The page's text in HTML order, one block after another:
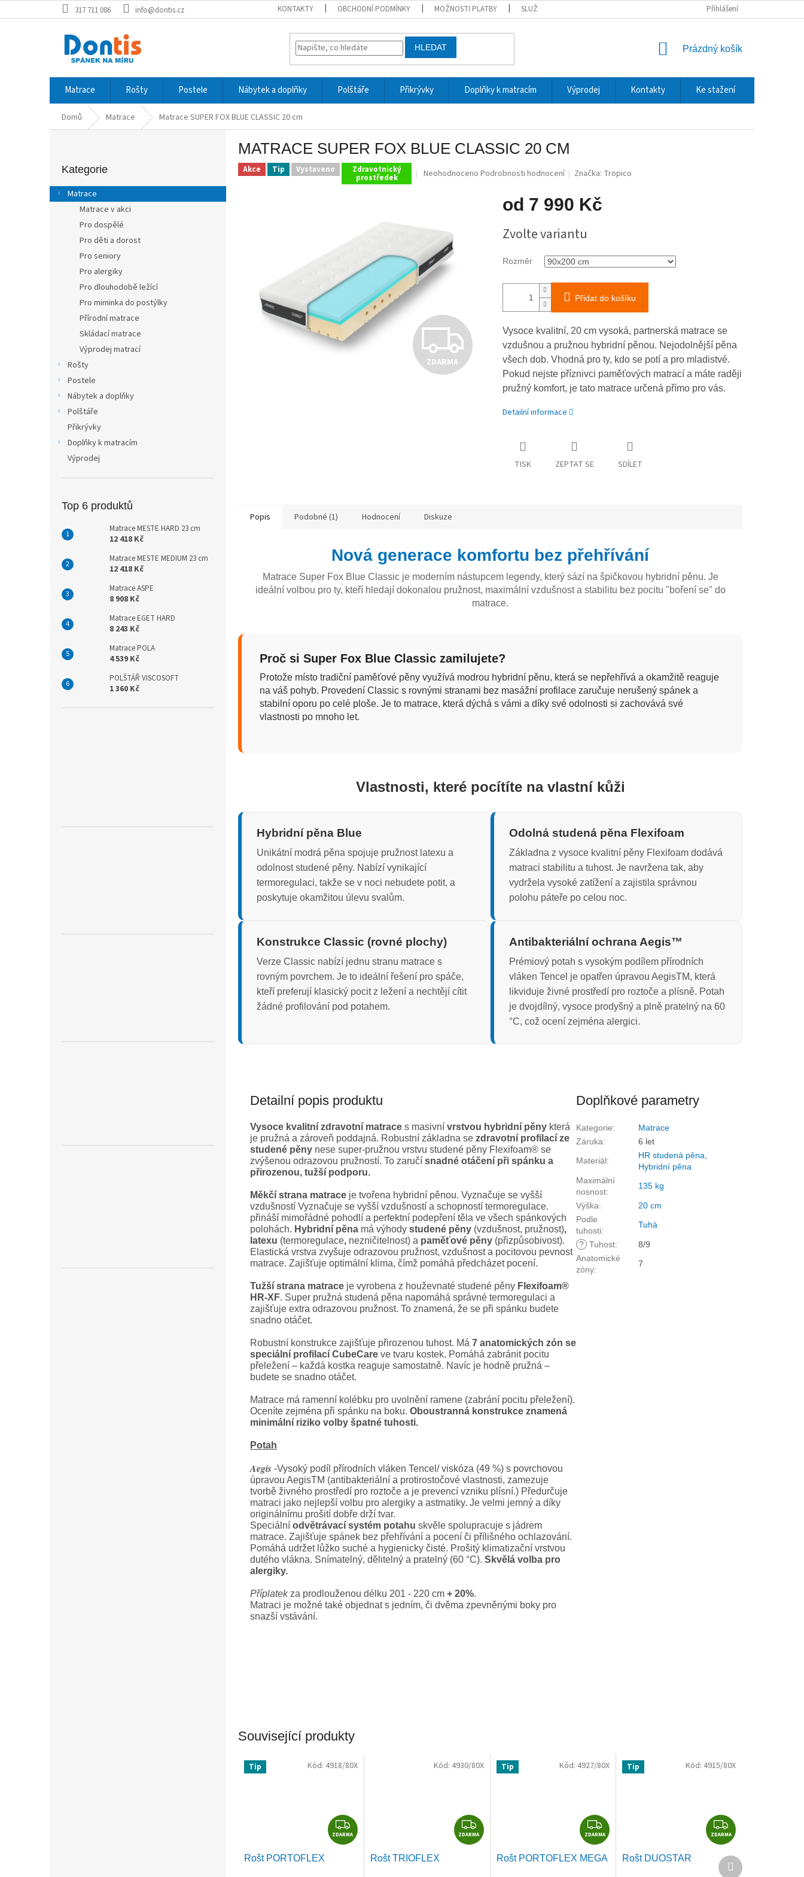
na
317 711 086 info@dontis.cz KONTAKTY OBCHODNÍ PODMÍNKY MOŽNOSTI PLATBY SLUŽBY A DOPRAVA REKLAMACE A VRÁCENÍ ZBOŽÍ OCHRANA
Přihlášení
HLEDAT
NÁKUPNÍ
Prázdný košík
Matrace Rošty Postele Nábytek a doplňky Polštáře Přikrývky Doplňky k matracím Výprodej Kontakty Ke stažení
Domů Matrace Matrace SUPER FOX BLUE CLASSIC 20 cm
r
a
kategorie
Kategorie
Matrace
Matrace v akci
Pro dospělé
Pro děti a dorost
Pro seniory
Pro alergiky
Pro dlouhodobě ležící
Pro miminka do postýlky
Přírodní matrace
Skládací matrace
Výprodej matrací
Rošty
Postele
Nábytek a doplňky
Polštáře
Přikrývky
Doplňky k matracím
Výprodej
Top 6 produktů
Matrace MESTE HARD 23 cm
12 418 Kč
Matrace MESTE MEDIUM 23 cm
12 418 Kč
Matrace ASPE
8 908 Kč
Matrace EGET HARD
8 243 Kč
Matrace POLA
4 539 Kč
POLŠTÁŘ VISCOSOFT
1 360 Kč
MATRACE SUPER FOX BLUE CLASSIC 20 CM
Akce Tip Vystaveno Zdravotnický
prostředek
Průměrné
z
hvězdiček.
Neohodnoceno Podrobnosti hodnocení Značka: Tropico
Z
D
A
ZDARMA
od 7 990 Kč
cena:
Zvolte variantu
Rozměr
Přidat do košíku
Vysoce kvalitní, 20 cm vysoká, partnerská matrace se
vzdušnou a pružnou hybridní pěnou. Nejodolnější pěna
všech dob. Vhodná pro ty, kdo se potí a pro mladistvé.
Pokud nejste příznivci paměťových matrací a máte raději
pružný komfort, je tato matrace určená přímo pro vás.
Detailní informace
TISK ZEPTAT SE SDÍLET
Popis Podobné (1) Hodnocení Diskuze
Nová generace komfortu bez přehřívání
Matrace Super Fox Blue Classic je moderním nástupcem legendy, který sází na špičkovou hybridní pěnu. Je
ideální volbou pro ty, kteří hledají dokonalou pružnost, maximální vzdušnost a stabilitu bez pocitu "boření se" do
matrace.
Proč si Super Fox Blue Classic zamilujete?
Protože místo tradiční paměťové pěny využívá modrou hybridní pěnu, která se nepřehřívá a okamžitě reaguje
na váš pohyb. Provedení Classic s rovnými stranami bez masážní profilace zaručuje nerušený spánek a
stabilní oporu po celé ploše. Je to matrace, která dýchá s vámi a díky své odolnosti si zachovává své
vlastnosti po mnoho let.
Vlastnosti, které pocítíte na vlastní kůži
Hybridní pěna Blue
Unikátní modrá pěna spojuje pružnost latexu a
odolnost studené pěny. Nabízí vynikající
termoregulaci, takže se v noci nebudete potit, a
poskytuje okamžitou úlevu svalům.
Odolná studená pěna Flexifoam
Základna z vysoce kvalitní pěny Flexifoam dodává
matraci stabilitu a tuhost. Je navržena tak, aby
vydržela vysoké zatížení a zajistila správnou
polohu páteře po celou noc.
Konstrukce Classic (rovné plochy)
Verze Classic nabízí jednu stranu matrace s
rovným povrchem. Je to ideální řešení pro spáče,
kteří preferují klasický pocit z ležení a nechtějí cítit
žádné profilování pod potahem.
Antibakteriální ochrana Aegis™
Prémiový potah s vysokým podílem přírodních
vláken Tencel je opatřen úpravou AegisTM, která
likviduje živné prostředí pro roztoče a plísně. Potah
je dvojdílný, vysoce prodyšný a plně pratelný na 60
°C, což ocení zejména alergici.
Detailní popis produktu
Vysoce kvalitní zdravotní matrace s masivní vrstvou hybridní pěny která
je pružná a zároveň poddajná. Robustní základna se zdravotní profilací ze
studené pěny nese super-pružnou vrstvu studené pěny Flexifoam® se
zvýšenou odrazovou pružností. To zaručí snadné otáčení při spánku a
přirozenou, tužší podporu.
Měkčí strana matrace je tvořena hybridní pěnou. Vyznačuje se vyšší
vzdušností Vyznačuje se vyšší vzdušností a schopností termoregulace.
přináší mimořádné pohodlí a perfektní podepření těla ve všech spánkových
polohách. Hybridní pěna má výhody studené pěny (vzdušnost, pružnost),
latexu (termoregulace, nezničitelnost) a paměťové pěny (přizpůsobivost).
Elastická vrstva zvyšuje odrazovou pružnost, vzdušnost a pocitovou pevnost
matrace. Zajišťuje optimální klima, čímž pomáhá předcházet pocení.
Tužší strana matrace je vyrobena z houževnaté studené pěny Flexifoam®
HR-XF. Super pružná studená pěna napomáhá správné termoregulaci a
zajišťuje extra odrazovou pružnost. To znamená, že se při spánku budete
snadno otáčet.
Robustní konstrukce zajišťuje přirozenou tuhost. Má 7 anatomických zón se
speciální profilací CubeCare ve tvaru kostek. Pomáhá zabránit pocitu
přeležení – každá kostka reaguje samostatně. Navíc je hodně pružná –
budete se snadno otáčet.
Matrace má ramenní kolébku pro uvolnění ramene (zabrání pocitu přeležení).
Oceníte zejména při spánku na boku. Oboustranná konstrukce znamená
minimální riziko volby špatné tuhosti.
Potah
Aegis -Vysoký podíl přírodních vláken Tencel/ viskóza (49 %) s povrchovou
úpravou AegisTM (antibakteriální a protirostočové vlastnosti, zamezuje
tvorbě živného prostředí pro roztoče a je prevencí vzniku plísní.) Předurčuje
matraci jako nejlepší volbu pro alergiky a astmatiky. Je velmi jemný a díky
originálnímu prošití dobře drží tvar.
Speciální odvětrávací systém potahu skvěle spolupracuje s jádrem
matrace. Zajišťuje spánek bez přehřívání a pocení či přílišného ochlazování.
Pomáhá udržet lůžko suché a hygienicky čisté. Prošitý klimatizační vrstvou
dutého vlákna. Snímatelný, dělitelný a pratelný (60 °C). Skvělá volba pro
alergiky.
Příplatekza prodlouženou délku 201 - 220 cm + 20%.
Matraci je možné také objednat s jedním, či dvěma zpevněnými boky pro
snazší vstávání.
Doplňkové parametry
Kategorie:
Matrace
Záruka:
6 let
Materiál:
HR studená pěna
Hybridní pěna
Maximální
nosnost:
135 kg
Výška:
20 cm
Podle
tuhosti:
Tuhá
? Tuhost:
8/9
Anatomické
zóny:
7
Související produkty
Tip
Z
D
ZDARMA
Rošt PORTOFLEX
Kód: 4918/80X
Z
D
ZDARMA
Rošt TRIOFLEX
Kód: 4930/80X Tip
Z
D
A
ZDARMA
Rošt PORTOFLEX MEGA
Kód: 4927/80X Tip
Z
D
A
R
ZDARMA
Rošt DUOSTAR
Kód: 4915/80X
Další
produkt